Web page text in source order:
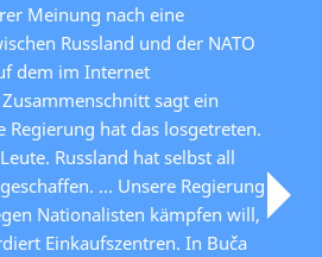
Meinung nach eine
Russland und der NATO
dem im Internet
sagt ein
Regierung hat das losgetreten.
Russland hat selbst all
… Unsere Regierung
Nationalisten kämpfen will,
Einkaufszentren. In Buča